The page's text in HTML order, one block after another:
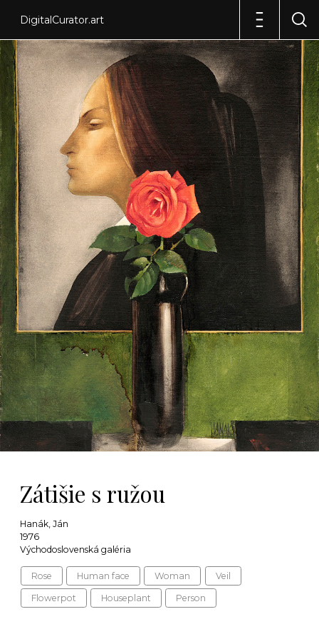
DigitalCurator.art
Zátišie s ružou
Hanák, Ján
1976
Východoslovenská galéria
Rose Human face Woman Veil
Flowerpot Houseplant Person